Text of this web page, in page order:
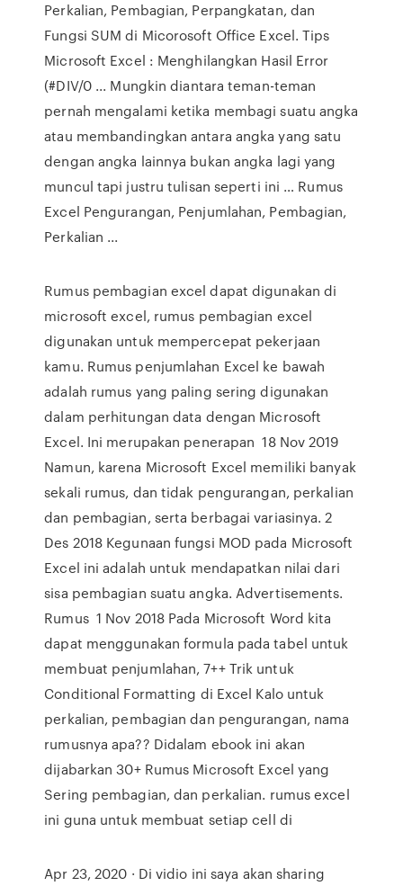
Perkalian, Pembagian, Perpangkatan, dan
Fungsi SUM di Micorosoft Office Excel. Tips
Microsoft Excel : Menghilangkan Hasil Error
(#DIV/0 ... Mungkin diantara teman-teman
pernah mengalami ketika membagi suatu angka
atau membandingkan antara angka yang satu
dengan angka lainnya bukan angka lagi yang
muncul tapi justru tulisan seperti ini … Rumus
Excel Pengurangan, Penjumlahan, Pembagian,
Perkalian ...
Rumus pembagian excel dapat digunakan di
microsoft excel, rumus pembagian excel
digunakan untuk mempercepat pekerjaan
kamu. Rumus penjumlahan Excel ke bawah
adalah rumus yang paling sering digunakan
dalam perhitungan data dengan Microsoft
Excel. Ini merupakan penerapan 18 Nov 2019
Namun, karena Microsoft Excel memiliki banyak
sekali rumus, dan tidak pengurangan, perkalian
dan pembagian, serta berbagai variasinya. 2
Des 2018 Kegunaan fungsi MOD pada Microsoft
Excel ini adalah untuk mendapatkan nilai dari
sisa pembagian suatu angka. Advertisements.
Rumus 1 Nov 2018 Pada Microsoft Word kita
dapat menggunakan formula pada tabel untuk
membuat penjumlahan, 7++ Trik untuk
Conditional Formatting di Excel Kalo untuk
perkalian, pembagian dan pengurangan, nama
rumusnya apa?? Didalam ebook ini akan
dijabarkan 30+ Rumus Microsoft Excel yang
Sering pembagian, dan perkalian. rumus excel
ini guna untuk membuat setiap cell di
Apr 23, 2020 · Di vidio ini saya akan sharing